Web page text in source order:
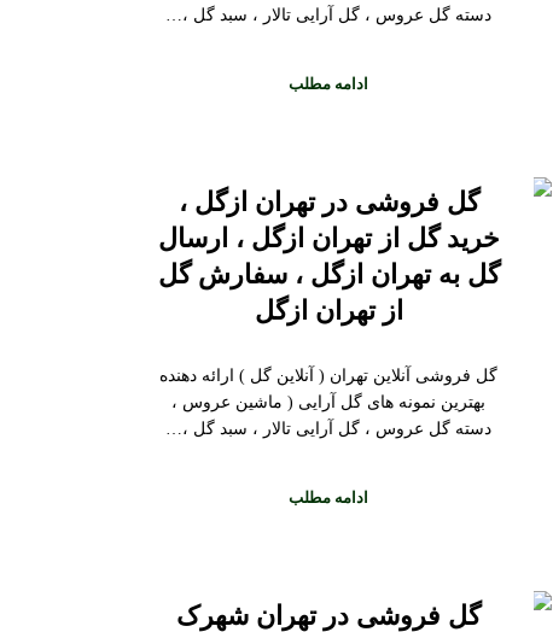
دسته گل عروس ، گل آرایی تالار ، سبد گل ،…
ادامه مطلب
گل فروشی در تهران ازگل ،
خرید گل از تهران ازگل ، ارسال
گل به تهران ازگل ، سفارش گل
از تهران ازگل
گل فروشی آنلاین تهران ( آنلاین گل ) ارائه دهنده
بهترین نمونه های گل آرایی ( ماشین عروس ،
دسته گل عروس ، گل آرایی تالار ، سبد گل ،…
ادامه مطلب
گل فروشی در تهران شهرک